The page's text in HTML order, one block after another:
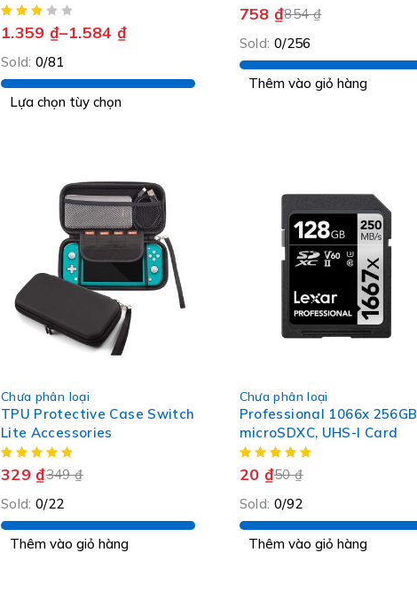
1.359 ₫–1.584 ₫
Sold: 0/81
Lựa chọn tùy chọn
854₫
758 ₫
Sold: 0/256
Thêm vào giỏ hàng
Chưa phân loại
TPU Protective Case Switch
Lite Accessories
349₫
329 ₫
Sold: 0/22
Thêm vào giỏ hàng
Chưa phân loại
Professional 1066x 256GB
microSDXC, UHS-I Card
50₫
20 ₫
Sold: 0/92
Thêm vào giỏ hàng